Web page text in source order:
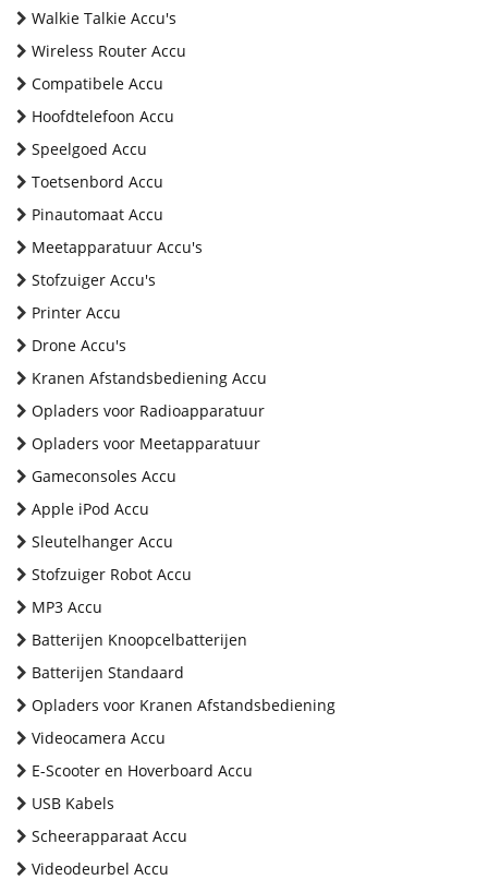
Walkie Talkie Accu's
Wireless Router Accu
Compatibele Accu
Hoofdtelefoon Accu
Speelgoed Accu
Toetsenbord Accu
Pinautomaat Accu
Meetapparatuur Accu's
Stofzuiger Accu's
Printer Accu
Drone Accu's
Kranen Afstandsbediening Accu
Opladers voor Radioapparatuur
Opladers voor Meetapparatuur
Gameconsoles Accu
Apple iPod Accu
Sleutelhanger Accu
Stofzuiger Robot Accu
MP3 Accu
Batterijen Knoopcelbatterijen
Batterijen Standaard
Opladers voor Kranen Afstandsbediening
Videocamera Accu
E-Scooter en Hoverboard Accu
USB Kabels
Scheerapparaat Accu
Videodeurbel Accu